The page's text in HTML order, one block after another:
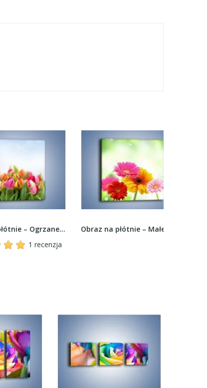
Obraz na płótnie – Ogrzane w słońcu tulipany –...
1 recenzja
Obraz na płótnie – Małe kolorowe gerberki –...